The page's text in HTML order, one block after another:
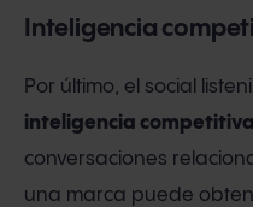
Inteligencia
Por último, el social
inteligencia competitiva
conversaciones
una marca puede